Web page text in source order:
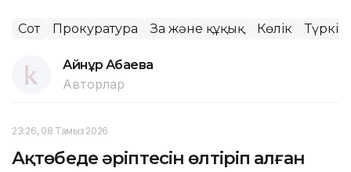
Сот Прокуратура Заң және құқық Көлік
Айнұр Ақбаева
Авторлар
23:26, 08 Тамыз 2026
Ақтөбеде әріптесін өлтіріп алған